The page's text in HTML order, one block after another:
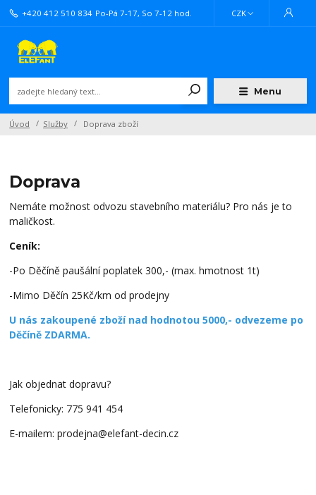
Menu
CZK
+420 412 510 834 Po-Pá 7-17, So 7-12 hod.
Úvod Služby Doprava zboží
Doprava
Nemáte možnost odvozu stavebního materiálu? Pro nás je to
maličkost.
Ceník:
-Po Děčíně paušální poplatek 300,- (max. hmotnost 1t)
-Mimo Děčín 25Kč/km od prodejny
U nás zakoupené zboží nad hodnotou 5000,- odvezeme po
Děčíně ZDARMA.
Jak objednat dopravu?
Telefonicky: 775 941 454
E-mailem: prodejna@elefant-decin.cz